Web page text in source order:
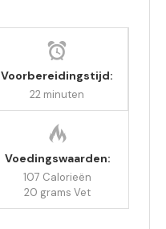
Voorbereidingstijd:
22 minuten
Voedingswaarden:
107 Calorieën
20 grams Vet